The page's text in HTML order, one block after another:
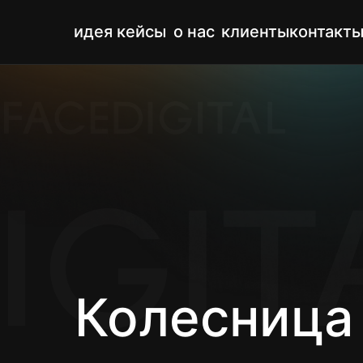
идея кейсы о нас клиентыконтакты
Колесница